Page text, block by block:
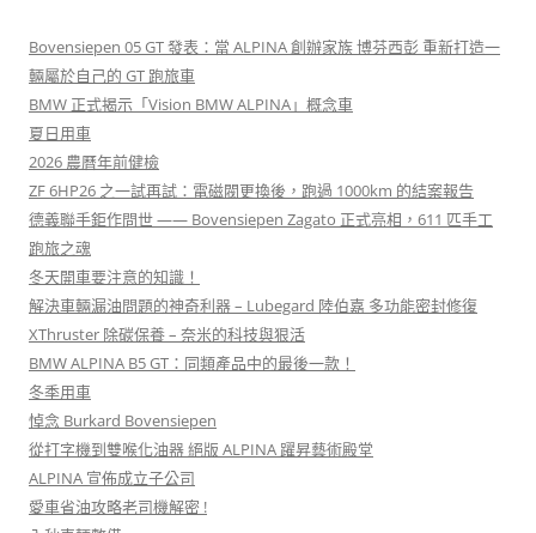
Bovensiepen 05 GT 發表：當 ALPINA 創辦家族 博芬西彭 重新打造一
輛屬於自己的 GT 跑旅車
BMW 正式揭示「Vision BMW ALPINA」概念車
夏日用車
2026 農曆年前健檢
ZF 6HP26 之一試再試：電磁閥更換後，跑過 1000km 的結案報告
德義聯手鉅作問世 —— Bovensiepen Zagato 正式亮相，611 匹手工
跑旅之魂
冬天開車要注意的知識！
解決車輛漏油問題的神奇利器 – Lubegard 陸伯嘉 多功能密封修復
XThruster 除碳保養 – 奈米的科技與狠活
BMW ALPINA B5 GT：同類產品中的最後一款！
冬季用車
悼念 Burkard Bovensiepen
從打字機到雙喉化油器 絕版 ALPINA 躍昇藝術殿堂
ALPINA 宣佈成立子公司
愛車省油攻略老司機解密 !